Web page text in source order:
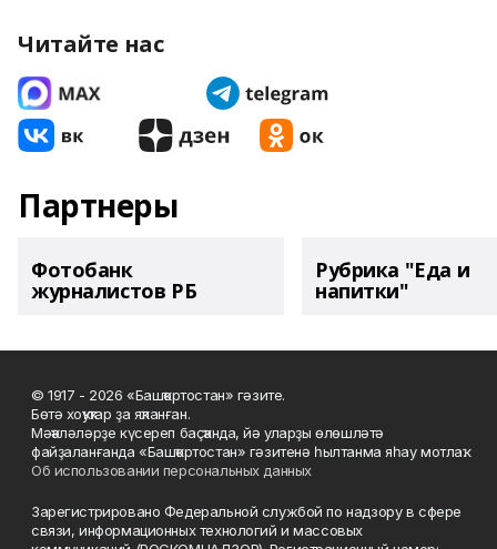
Читайте нас
Партнеры
Фотобанк
журналистов РБ
Рубрика "Еда и
напитки"
© 1917 - 2026 «Башҡортостан» гәзите.
Бөтә хоҡуҡтар ҙа яҡланған.
Мәҡәләләрҙе күсереп баҫҡанда, йә уларҙы өлөшләтә
файҙаланғанда «Башҡортостан» гәзитенә һылтанма яһау мотлаҡ.
Об использовании персональных данных
Зарегистрировано Федеральной службой по надзору в сфере
связи, информационных технологий и массовых